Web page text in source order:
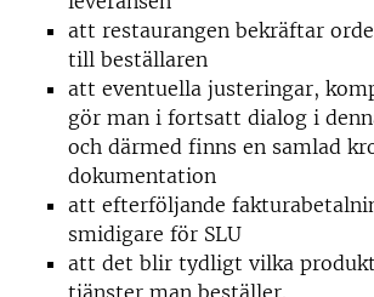
att restaurangen bekräftar
till beställaren
att eventuella justeringar,
gör man i fortsatt dialog i
och därmed finns en samlad
dokumentation
att efterföljande
smidigare för SLU
att det blir tydligt vilka
tjänster man beställer.